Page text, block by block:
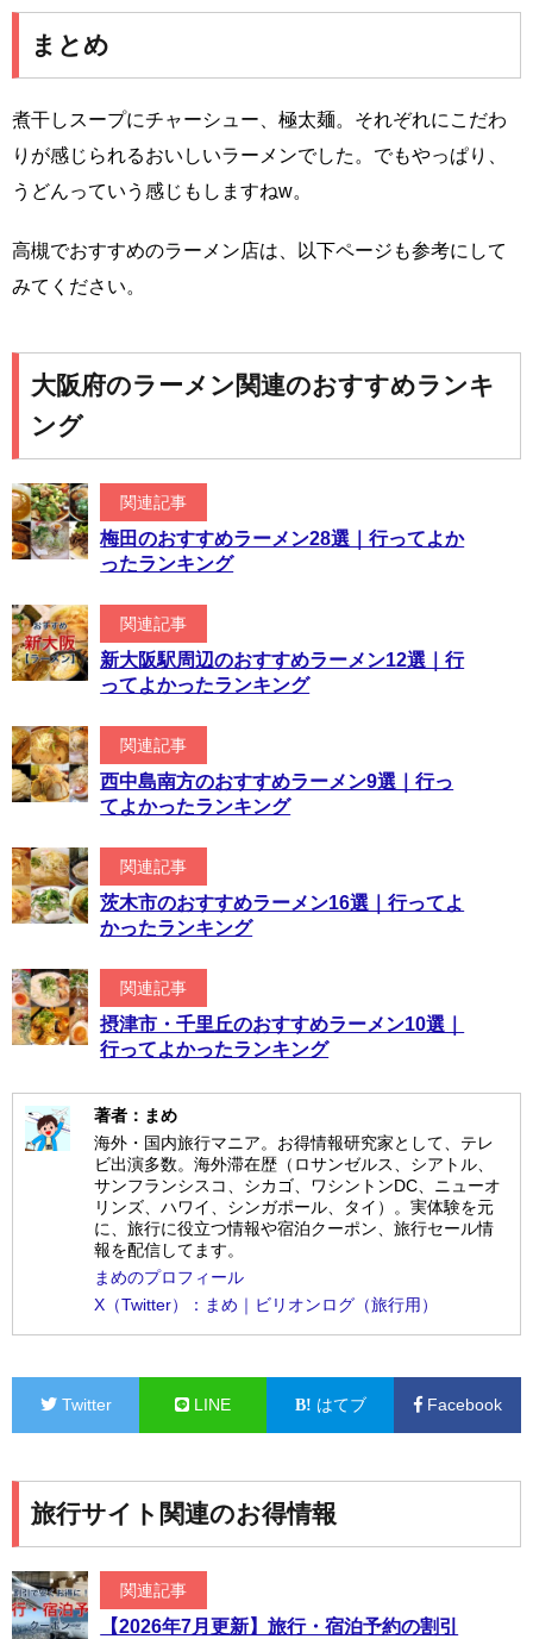
まとめ
煮干しスープにチャーシュー、極太麺。それぞれにこだわ
りが感じられるおいしいラーメンでした。でもやっぱり、
うどんっていう感じもしますねw。
高槻でおすすめのラーメン店は、以下ページも参考にして
みてください。
大阪府のラーメン関連のおすすめランキ
ング
関連記事
梅田のおすすめラーメン28選｜行ってよか
ったランキング
関連記事
新大阪駅周辺のおすすめラーメン12選｜行
ってよかったランキング
関連記事
西中島南方のおすすめラーメン9選｜行っ
てよかったランキング
関連記事
茨木市のおすすめラーメン16選｜行ってよ
かったランキング
関連記事
摂津市・千里丘のおすすめラーメン10選｜
行ってよかったランキング
著者：まめ
海外・国内旅行マニア。お得情報研究家として、テレ
ビ出演多数。海外滞在歴（ロサンゼルス、シアトル、
サンフランシスコ、シカゴ、ワシントンDC、ニューオ
リンズ、ハワイ、シンガポール、タイ）。実体験を元
に、旅行に役立つ情報や宿泊クーポン、旅行セール情
報を配信してます。
まめのプロフィール
X（Twitter）：まめ｜ビリオンログ（旅行用）
Twitter LINE はてブ Facebook
旅行サイト関連のお得情報
関連記事
【2026年7月更新】旅行・宿泊予約の割引